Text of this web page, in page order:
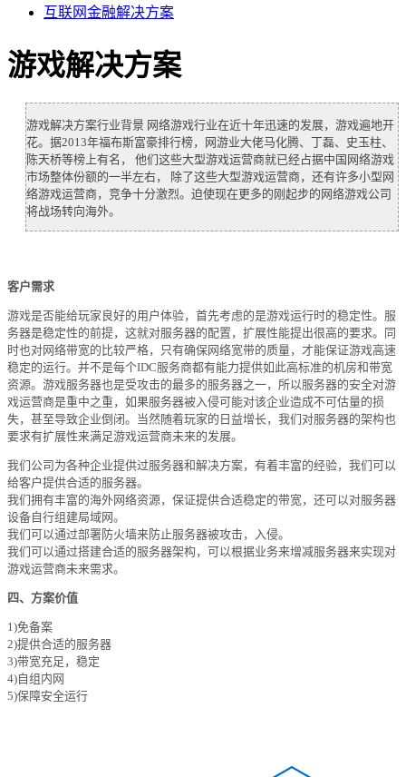
数据备份
SSL证书
专线上网
企业专线上网
云计算
混合云
快速部署组网
超融合
大企业首选
SD-WAN
智能盒子即买即用
全球加速服务
定制跨境加速
数据中心
深圳横岗电信机房
FIL/CHIA/BZZ首选机房
深圳龙华观澜机房
国家B+级机房
互联网金融解决方案
游戏解决方案
游戏解决方案行业背景 网络游戏行业在近十年迅速的发展，游戏遍地开
花。据2013年福布斯富豪排行榜，网游业大佬马化腾、丁磊、史玉柱、
陈天桥等榜上有名， 他们这些大型游戏运营商就已经占据中国网络游戏
市场整体份额的一半左右， 除了这些大型游戏运营商，还有许多小型网
络游戏运营商，竞争十分激烈。迫使现在更多的刚起步的网络游戏公司
将战场转向海外。
客户需求
游戏是否能给玩家良好的用户体验，首先考虑的是游戏运行时的稳定性。服
务器是稳定性的前提，这就对服务器的配置，扩展性能提出很高的要求。同
时也对网络带宽的比较严格，只有确保网络宽带的质量，才能保证游戏高速
稳定的运行。并不是每个IDC服务商都有能力提供如此高标准的机房和带宽
资源。游戏服务器也是受攻击的最多的服务器之一，所以服务器的安全对游
戏运营商是重中之重，如果服务器被入侵可能对该企业造成不可估量的损
失，甚至导致企业倒闭。当然随着玩家的日益增长，我们对服务器的架构也
要求有扩展性来满足游戏运营商未来的发展。
我们公司为各种企业提供过服务器和解决方案，有着丰富的经验，我们可以
给客户提供合适的服务器。
我们拥有丰富的海外网络资源，保证提供合适稳定的带宽，还可以对服务器
设备自行组建局域网。
我们可以通过部署防火墙来防止服务器被攻击，入侵。
我们可以通过搭建合适的服务器架构，可以根据业务来增减服务器来实现对
游戏运营商未来需求。
四、方案价值
1)免备案
2)提供合适的服务器
3)带宽充足，稳定
4)自组内网
5)保障安全运行